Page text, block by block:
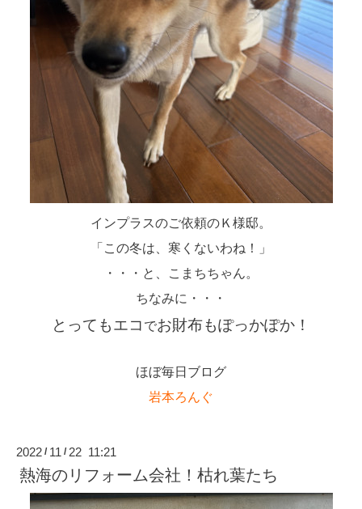
インプラスのご依頼のＫ様邸。
「この冬は、寒くないわね！」
・・・と、こまちちゃん。
ちなみに・・・
とってもエコ でお財布もぽっかぽか！
ほぼ毎日ブログ
岩本ろんぐ
2022 / 11 / 22 11:21
熱海のリフォーム会社！枯れ葉たち